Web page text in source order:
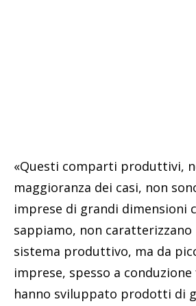
«Questi comparti produttivi,
maggioranza dei casi, non
imprese di grandi dimensioni
sappiamo, non
sistema produttivo, ma da
imprese, spesso a
hanno sviluppato prodotti di